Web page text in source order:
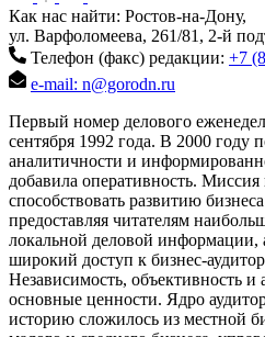
Как нас найти: Ростов-на-Дону,
ул. Варфоломеева, 261/81, 2-й
Телефон (факс) редакции: +7
e-mail: n@gorodn.ru
Первый номер делового
сентября 1992 года. В 2000 году
аналитичности и
добавила оперативность.
способствовать развитию
предоставляя читателям
локальной деловой информации,
широкий доступ к бизнес-
Независимость, объективность и
основные ценности. Ядро
историю сложилось из местной